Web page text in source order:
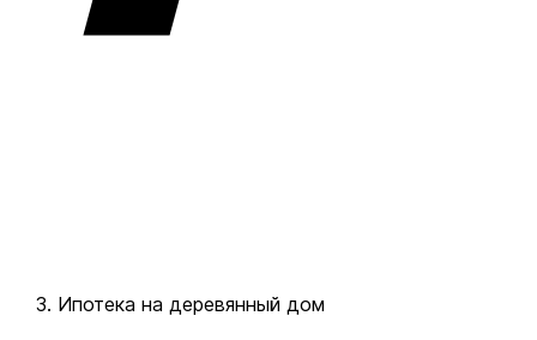
Ипотека на деревянный дом